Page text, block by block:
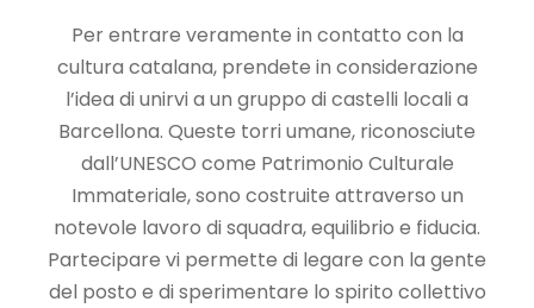
Per entrare veramente in contatto con la
cultura catalana, prendete in considerazione
l’idea di unirvi a un gruppo di castelli locali a
Barcellona. Queste torri umane, riconosciute
dall’UNESCO come Patrimonio Culturale
Immateriale, sono costruite attraverso un
notevole lavoro di squadra, equilibrio e fiducia.
Partecipare vi permette di legare con la gente
del posto e di sperimentare lo spirito collettivo